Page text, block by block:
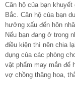
Căn hộ của bạn
Bắc. Căn hộ của bạn
hưởng xấu đến hôn
Nếu bạn đang ở trong
điều kiện thì nên chia
dụng của các phòng
vật phẩm may mắn để
vợ chồng thăng hoa,